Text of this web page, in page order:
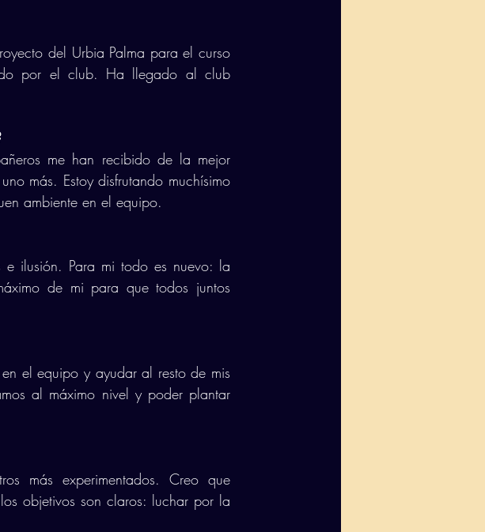
del Urbia Palma para el curso
por el club. Ha llegado al club
me han recibido de la mejor
más. Estoy disfrutando muchísimo
ambiente en el equipo.
ilusión. Para mi todo es nuevo: la
de mi para que todos juntos
el equipo y ayudar al resto de mis
al máximo nivel y poder plantar
más experimentados. Creo que
objetivos son claros: luchar por la